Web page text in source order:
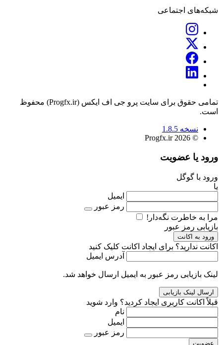
شبکه‌های اجتماعی
تمامی حقوق برای سایت پرو جی اف ایکس (Progfx.ir) محفوظ
است.
نسخه 1.8.5
© 2026 Progfx.ir
ورود یا عضویت
ورود با گوگل
یا
ایمیل
رمز عبور
مرا به خاطرت نگه‌دار!
بازیابی رمز عبور
ورود به اکانت
اکانت ندارید؟ برای ایجاد اکانت کلیک کنید
آدرس ایمیل
لینک بازیابی رمز عبور به ایمیل ارسال خواهد شد.
قبلاً اکانت کاربری ایجاد کردید؟ وارد شوید
نام
ایمیل
رمز عبور
عضویت